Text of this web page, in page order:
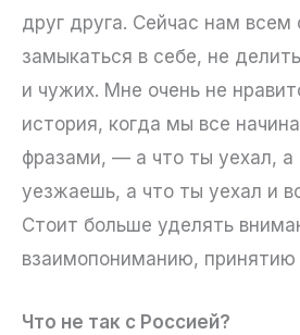
друг друга. Сейчас нам всем
замыкаться в себе, не
и чужих. Мне очень не
история, когда мы все
фразами, — а что ты уехал, а
уезжаешь, а что ты уехал и
Стоит больше уделять
взаимопониманию, принятию
Что не так с Россией?